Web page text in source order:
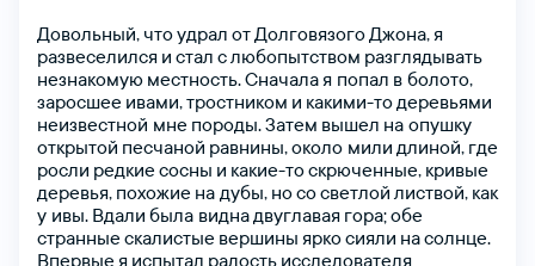
Довольный, чтоудрал отДолговязогоДжона,я
развеселился и стал слюбопытством разглядывать
незнакомую местность.Сначалая попал в болото,
заросшее ивами,тростником и какими-тодеревьями
неизвестной мне породы.Затем вышел на опушку
открытой песчаной равнины,около мили длиной, где
росли редкие сосны и какие-тоскрюченные, кривые
деревья, похожие на дубы, нососветлой листвой, как
у ивы. Вдали была виднадвуглавая гора;обе
странные скалистые вершины яркосияли насолнце.
Впервые я испытал радость исследователя
Құпия сөзімді ұмыттым
сөзіңізді қайталаңыз
таңдаңыз